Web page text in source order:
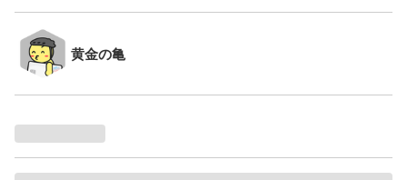
黄金の亀